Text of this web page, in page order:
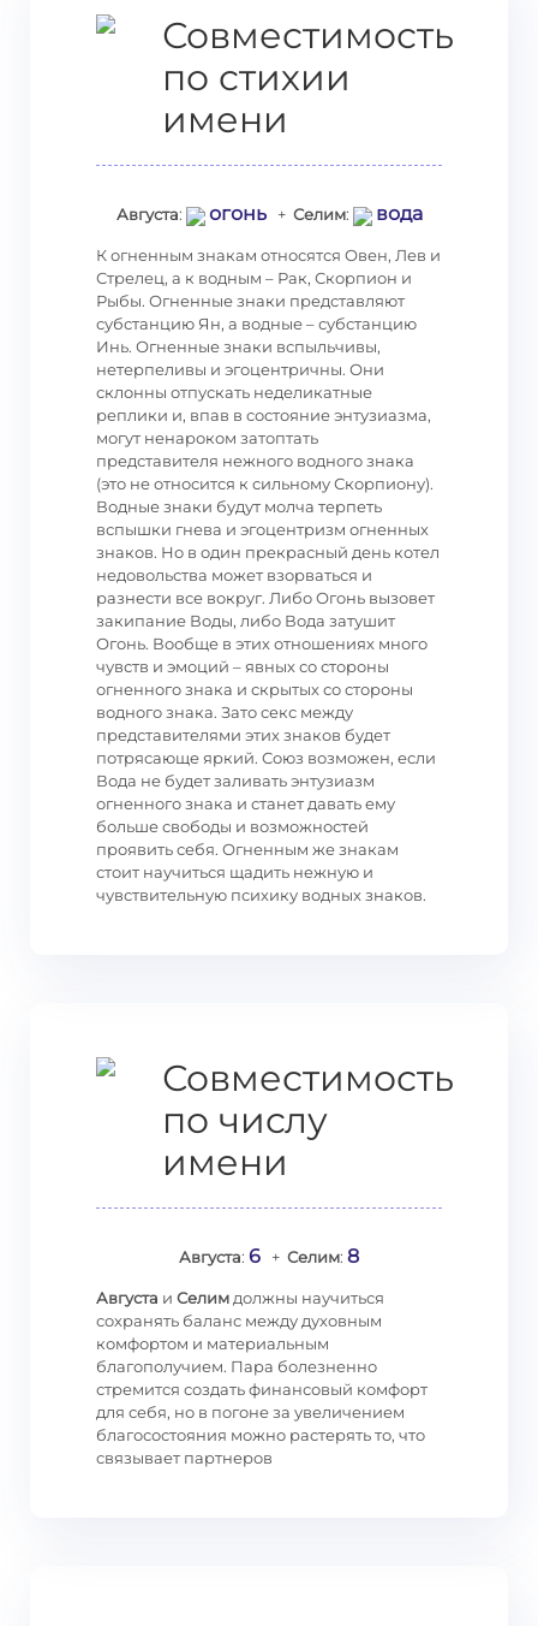
Совместимость
по стихии
имени
Августа: огонь+ Селим: вода
К огненным знакам относятся Овен, Лев и
Стрелец, а к водным – Рак, Скорпион и
Рыбы. Огненные знаки представляют
субстанцию Ян, а водные – субстанцию
Инь. Огненные знаки вспыльчивы,
нетерпеливы и эгоцентричны. Они
склонны отпускать неделикатные
реплики и, впав в состояние энтузиазма,
могут ненароком затоптать
представителя нежного водного знака
(это не относится к сильному Скорпиону).
Водные знаки будут молча терпеть
вспышки гнева и эгоцентризм огненных
знаков. Но в один прекрасный день котел
недовольства может взорваться и
разнести все вокруг. Либо Огонь вызовет
закипание Воды, либо Вода затушит
Огонь. Вообще в этих отношениях много
чувств и эмоций – явных со стороны
огненного знака и скрытых со стороны
водного знака. Зато секс между
представителями этих знаков будет
потрясающе яркий. Союз возможен, если
Вода не будет заливать энтузиазм
огненного знака и станет давать ему
больше свободы и возможностей
проявить себя. Огненным же знакам
стоит научиться щадить нежную и
чувствительную психику водных знаков.
Совместимость
по числу
имени
Августа: 6 + Селим: 8
Августа и Селим должны научиться
сохранять баланс между духовным
комфортом и материальным
благополучием. Пара болезненно
стремится создать финансовый комфорт
для себя, но в погоне за увеличением
благосостояния можно растерять то, что
связывает партнеров